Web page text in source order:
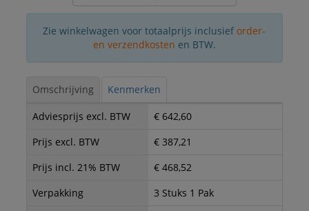
Zie winkelwagen voor totaalprijs inclusief order-
en verzendkosten en BTW.
Omschrijving Kenmerken
Adviesprijs excl. BTW
€ 642,60
Prijs excl. BTW
€ 387,21
Prijs incl. 21% BTW
€ 468,52
Verpakking
3 Stuks 1 Pak